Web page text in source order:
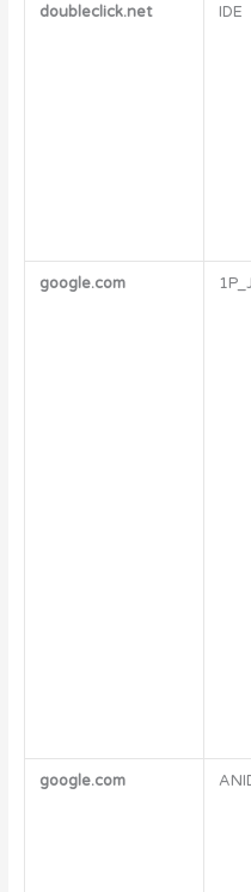
doubleclick.net IDE
google.com
google.com